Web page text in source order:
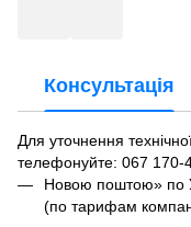
Консультація
Для уточнення
телефонуйте: 067 170-
Новою поштою» по
(по тарифам